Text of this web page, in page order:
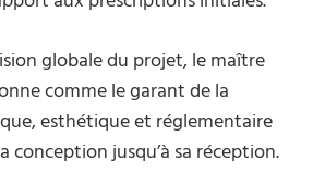
globale du projet, le maître
comme le garant de la
esthétique et réglementaire
conception jusqu’à sa réception.